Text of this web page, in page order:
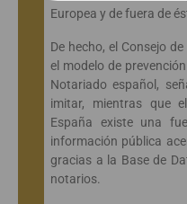
Europea y de fuera de
De hecho, el Consejo
el modelo de
Notariado español,
imitar, mientras que
España existe una
información pública
gracias a la Base de
notarios.